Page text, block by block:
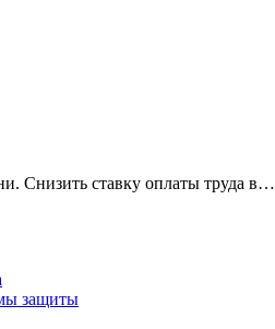
Снизить ставку оплаты труда в…
защиты